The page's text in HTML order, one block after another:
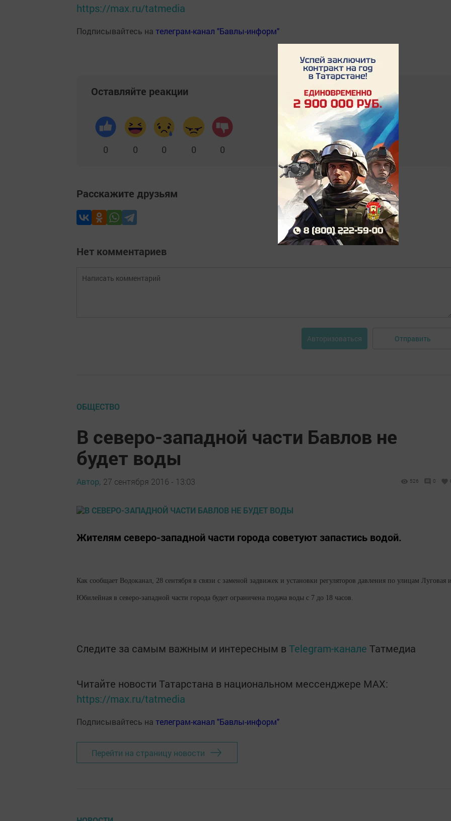
https://max.ru/tatmedia
Подписывайтесь на телеграм-канал "Бавлы-информ"
Оставляйте реакции
0 0 0 0 0
Расскажите друзьям
Нет комментариев
Авторизоваться Отправить
ОБЩЕСТВО
В северо-западной части Бавлов не
будет воды
Автор, 27 сентября 2016 - 13:03 526 0
Жителям северо-западной части города советуют запастись водой.
Как сообщает Водоканал, 28 сентября в связи с заменой задвижек и установки регуляторов давления по улицам Луговая
Юбилейная в северо-западной части города будет ограничена подача воды с 7 до 18 часов.
Следите за самым важным и интересным в Telegram-канале Татмедиа
Читайте новости Татарстана в национальном мессенджере MАХ:
https://max.ru/tatmedia
Подписывайтесь на телеграм-канал "Бавлы-информ"
Перейти на страницу новости